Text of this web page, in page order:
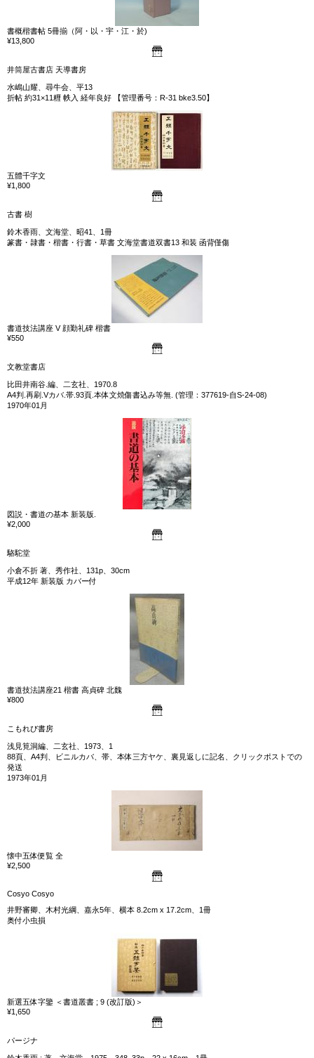
書概楷書帖 5冊揃（阿・以・宇・江・於)
¥13,800
井筒屋古書店 天導書房
水嶋山耀、尋牛会、平13
折帖 約31×11糎 帙入 経年良好 【管理番号：R-31 bke3.50】
五體千字文
¥1,800
古書 樹
鈴木香雨、文海堂、昭41、1冊
篆書・隷書・楷書・行書・草書 文海堂書道双書13 和装 函背僅傷
書道技法講座 V 顔勤礼碑 楷書
¥550
文教堂書店
比田井南谷.編、二玄社、1970.8
A4判.再刷.Vカバ.帯.93頁.本体文焼傷書込み等無. (管理：377619-自S-24-08)
1970年01月
図説・書道の基本 新装版.
¥2,000
駱駝堂
小倉不折 著、秀作社、131p、30cm
平成12年 新装版 カバー付
書道技法講座21 楷書 高貞碑 北魏
¥800
こもれび書房
浅見筧洞編、二玄社、1973、1
88頁、A4判、ビニルカバ、帯、本体三方ヤケ、裏見返しに記名、クリックポストでの
発送
1973年01月
懐中五体便覧 全
¥2,500
Cosyo Cosyo
井野審卿、木村光綱、嘉永5年、横本 8.2cm x 17.2cm、1冊
奥付小虫損
新選五体字鑒 ＜書道叢書 ; 9 (改訂版)＞
¥1,650
パージナ